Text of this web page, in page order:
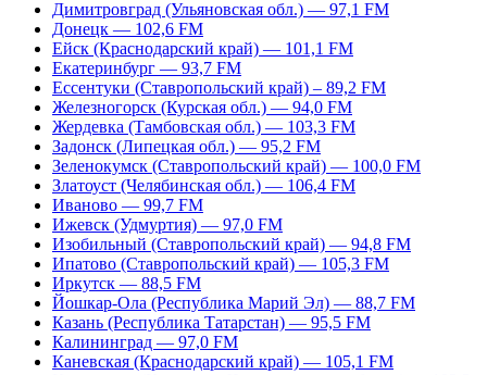
Димитровград (Ульяновская обл.) — 97,1 FM
Донецк — 102,6 FM
Ейск (Краснодарский край) — 101,1 FM
Екатеринбург — 93,7 FM
Ессентуки (Ставропольский край) – 89,2 FM
Железногорск (Курская обл.) — 94,0 FM
Жердевка (Тамбовская обл.) — 103,3 FM
Задонск (Липецкая обл.) — 95,2 FM
Зеленокумск (Ставропольский край) — 100,0 FM
Златоуст (Челябинская обл.) — 106,4 FM
Иваново — 99,7 FM
Ижевск (Удмуртия) — 97,0 FM
Изобильный (Ставропольский край) — 94,8 FM
Ипатово (Ставропольский край) — 105,3 FM
Иркутск — 88,5 FM
Йошкар-Ола (Республика Марий Эл) — 88,7 FM
Казань (Республика Татарстан) — 95,5 FM
Калининград — 97,0 FM
Каневская (Краснодарский край) — 105,1 FM